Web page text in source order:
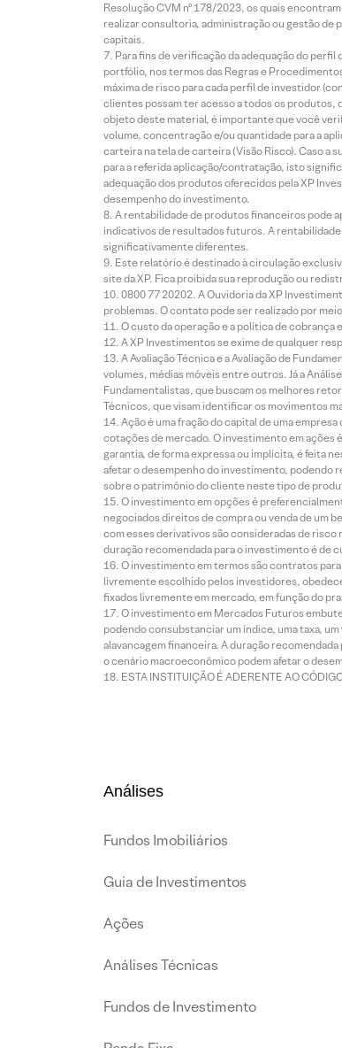
Resolução CVM nº 178/2023, os quais
realizar consultoria, administração ou gestão de
capitais.
Para fins de verificação da adequação do
portfólio, nos termos das Regras e
máxima de risco para cada perfil de investidor
clientes possam ter acesso a todos os produtos,
objeto deste material, é importante que você
volume, concentração e/ou quantidade para a
carteira na tela de carteira (Visão Risco). Caso a
para a referida aplicação/contratação, isto
adequação dos produtos oferecidos pela XP
desempenho do investimento.
A rentabilidade de produtos financeiros pode
indicativos de resultados futuros. A rentabilidade
significativamente diferentes.
Este relatório é destinado à circulação
site da XP. Fica proibida sua reprodução ou
0800 77 20202. A Ouvidoria da XP
problemas. O contato pode ser realizado por
O custo da operação e a política de
A XP Investimentos se exime de qualquer
A Avaliação Técnica e a Avaliação de
volumes, médias móveis entre outros. Já a
Fundamentalistas, que buscam os melhores
Técnicos, que visam identificar os movimentos
Ação é uma fração do capital de uma
cotações de mercado. O investimento em ações
garantia, de forma expressa ou implícita, é feita
afetar o desempenho do investimento, podendo
sobre o patrimônio do cliente neste tipo de
O investimento em opções é
negociados direitos de compra ou venda de um
com esses derivativos são consideradas de
duração recomendada para o investimento é de
O investimento em termos são contratos
livremente escolhido pelos investidores,
fixados livremente em mercado, em função do
O investimento em Mercados Futuros
podendo consubstanciar um índice, uma taxa,
alavancagem financeira. A duração
o cenário macroeconômico podem afetar o
ESTA INSTITUIÇÃO É ADERENTE AO
Análises
Fundos Imobiliários
Guia de Investimentos
Ações
Análises Técnicas
Fundos de Investimento